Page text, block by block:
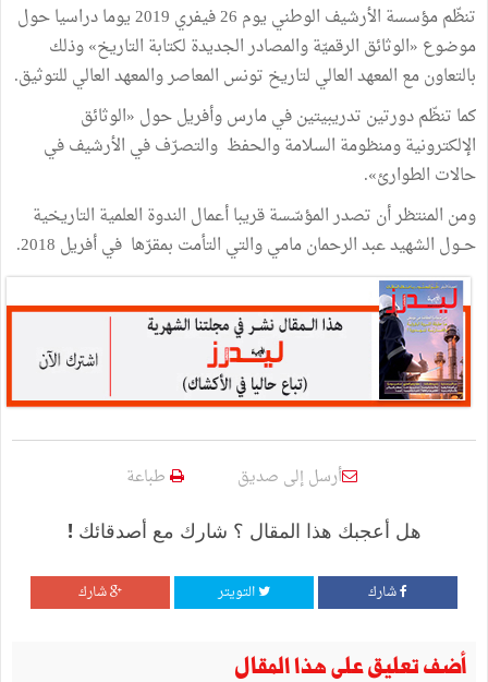
تنظّم مؤسسة الأرشيف الوطني يوم 26 فيفري 2019 يوما دراسيا حول
موضوع «الوثائق الرقميّة والمصادر الجديدة لكتابة التاريخ» وذلك
بالتعاون مع المعهد العالي لتاريخ تونس المعاصر والمعهد العالي للتوثيق.
كما تنظّم دورتين تدريبيتين في مارس وأفريل حول «الوثائق
الإلكترونية ومنظومة السلامة والحفظ والتصرّف في الأرشيف في
حالات الطوارئ».
ومن المنتظر أن تصدر المؤسّسة قريبا أعمال الندوة العلمية التاريخية
حــول الشهيد عبد الرحمان مامي والتي التأمت بمقرّها في أفريل 2018.
أرسل إلى صديق طباعة
هل أعجبك هذا المقال ؟ شارك مع أصدقائك !
شارك التويتر شارك
أضف تعليق على هذا المقال